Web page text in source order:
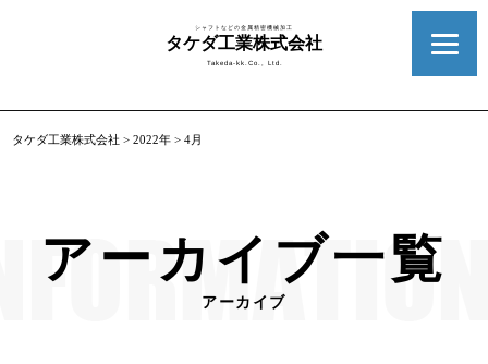
シャフトなどの金属精密機械加工
タケダ工業株式会社
Takeda-kk.Co., Ltd.
タケダ工業株式会社 >2022年 >4月
アーカイブ一覧
アーカイブ